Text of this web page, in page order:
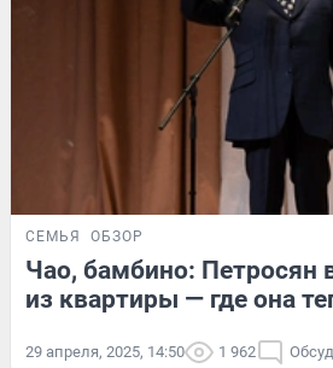
СЕМЬЯ ОБЗОР
Чао, бамбино: Петросян
из квартиры — где она
29 апреля, 2025, 14:50 1 962